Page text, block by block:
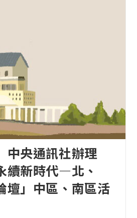
中央通訊社辦理
續新時代—北、
壇」中區、南區活